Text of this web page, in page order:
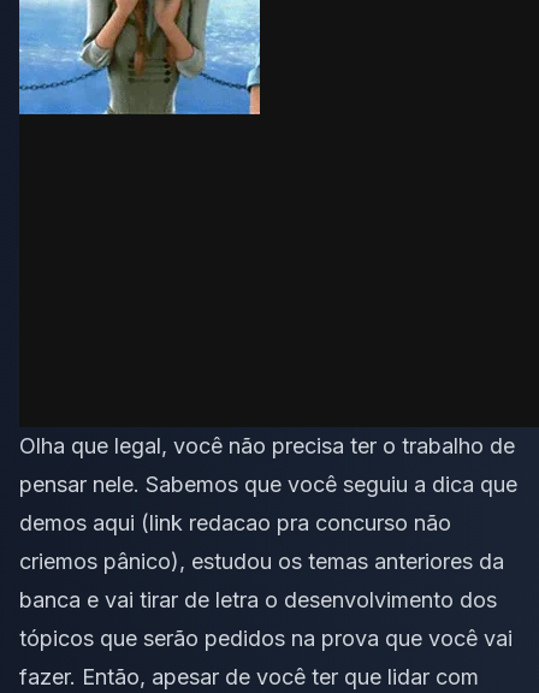
Olha que legal, você não precisa ter o trabalho de
pensar nele. Sabemos que você seguiu a dica que
demos aqui (link redacao pra concurso não
criemos pânico), estudou os temas anteriores da
banca e vai tirar de letra o desenvolvimento dos
tópicos que serão pedidos na prova que você vai
fazer. Então, apesar de você ter que lidar com